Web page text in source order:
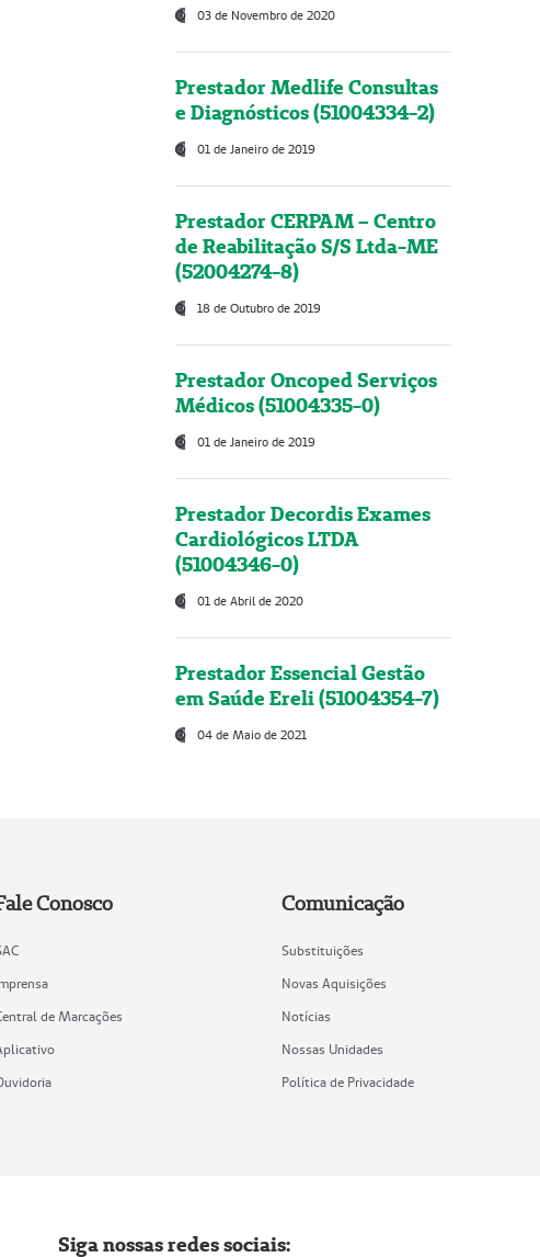
03 de Novembro de 2020
Prestador Medlife Consultas
e Diagnósticos (51004334-2)
01 de Janeiro de 2019
Prestador CERPAM – Centro
de Reabilitação S/S Ltda-ME
(52004274-8)
18 de Outubro de 2019
Prestador Oncoped Serviços
Médicos (51004335-0)
01 de Janeiro de 2019
Prestador Decordis Exames
Cardiológicos LTDA
(51004346-0)
01 de Abril de 2020
Prestador Essencial Gestão
em Saúde Ereli (51004354-7)
04 de Maio de 2021
Conosco
de Marcações
Comunicação
Substituições
Novas Aquisições
Notícias
Nossas Unidades
Política de Privacidade
Siga nossas redes sociais: